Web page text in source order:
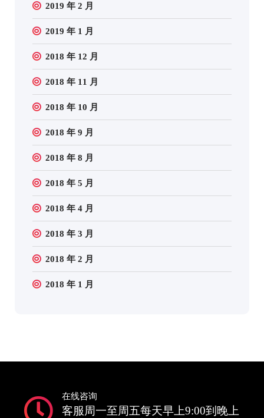
2019 年 2 月
2019 年 1 月
2018 年 12 月
2018 年 11 月
2018 年 10 月
2018 年 9 月
2018 年 8 月
2018 年 5 月
2018 年 4 月
2018 年 3 月
2018 年 2 月
2018 年 1 月
在线咨询
客服周一至周五每天早上9:00到晚上